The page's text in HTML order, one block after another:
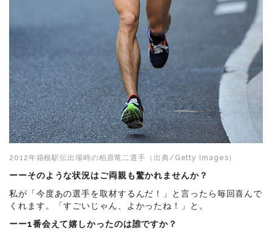
2012年箱根駅伝出場時の柏原竜二選手（出典/Getty Images）
ーーそのような状況はご両親も驚かれませんか？
私が「今度あの選手を取材するんだ！」と言ったら毎回喜んで
くれます。「すごいじゃん、よかったね！」と。
ーー1番会えて嬉しかったのは誰ですか？